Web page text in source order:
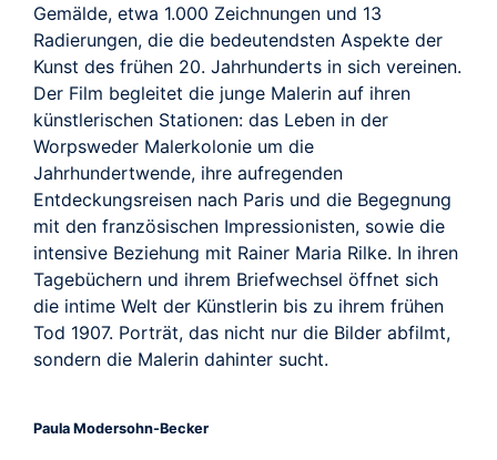
Gemälde, etwa 1.000 Zeichnungen und 13
Radierungen, die die bedeutendsten Aspekte der
Kunst des frühen 20. Jahrhunderts in sich vereinen.
Der Film begleitet die junge Malerin auf ihren
künstlerischen Stationen: das Leben in der
Worpsweder Malerkolonie um die
Jahrhundertwende, ihre aufregenden
Entdeckungsreisen nach Paris und die Begegnung
mit den französischen Impressionisten, sowie die
intensive Beziehung mit Rainer Maria Rilke. In ihren
Tagebüchern und ihrem Briefwechsel öffnet sich
die intime Welt der Künstlerin bis zu ihrem frühen
Tod 1907. Porträt, das nicht nur die Bilder abfilmt,
sondern die Malerin dahinter sucht.
Paula Modersohn-Becker